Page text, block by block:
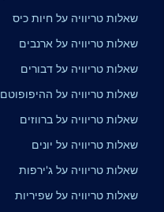
שאלות טריוויה על חיות כיס
שאלות טריוויה על ארנבים
שאלות טריוויה על דבורים
שאלות טריוויה על ההיפופוטם
שאלות טריוויה על ברווזים
שאלות טריוויה על יונים
שאלות טריוויה על ג'ירפות
שאלות טריוויה על שפיריות